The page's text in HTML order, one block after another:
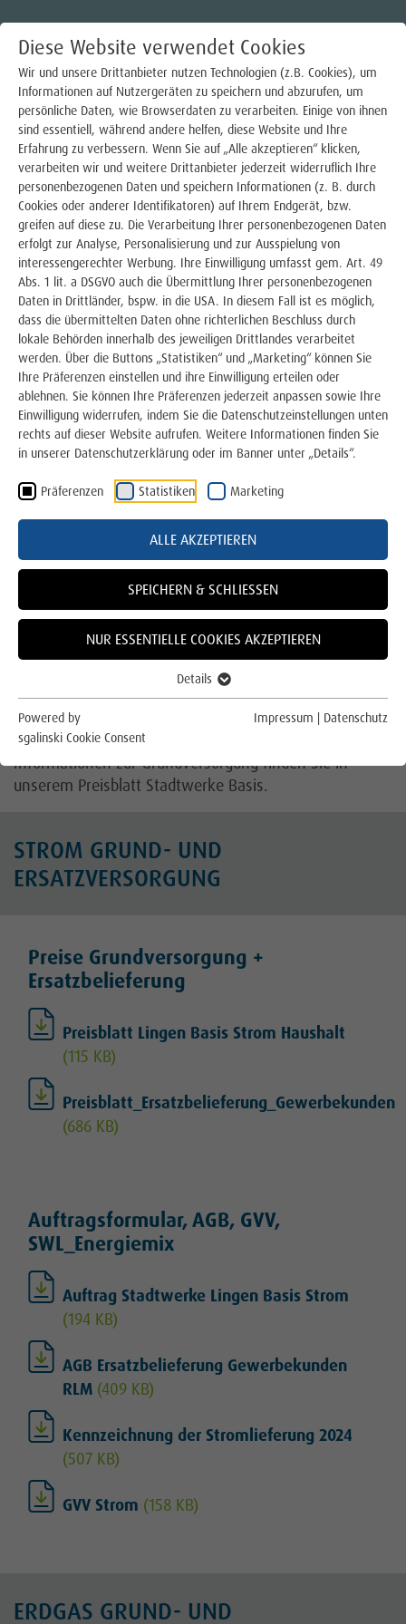
Strom
Gas
Wärme
Trinkwasser
E-Mobilität
Photovoltaik
Über uns
Für die Region
Für das Klima
Online Service und Formulare
Energie- und Wasserversorgung
Abmeldung
Planauskunft
Hausanschluss
Einspeiseanlage
Für unsere Marktpartner
Kontakt
Karriere
GRUND- UND
ERSATZVERSORGUNG
Mit unserm Stadtwerke Lingen Basis Tarif bieten wir
Ihnen Strom gemäß der Verordnung über die
Allgemeinen Bedingungen für die Grundversorgung von
Haushaltskunden mit Elektrizität aus dem
Niederspannungsnetz (StromGVV) an.
Sollte Ihr aktueller Energieversorger für die Belieferung
mit Strom ausfallen, springen die Stadtwerke Lingen
im Rahmen der Ersatzversorgung automatisch und
sofort für Sie ein. Ausführliche und transparente
Informationen zur Grundversorgung finden Sie in
unserem Preisblatt Stadtwerke Basis.
STROM GRUND- UND
ERSATZVERSORGUNG
Preise Grundversorgung +
Ersatzbelieferung
Preisblatt Lingen Basis Strom Haushalt
(115 KB)
Preisblatt_Ersatzbelieferung_Gewerbekunden
(686 KB)
Auftragsformular, AGB, GVV,
SWL_Energiemix
Auftrag Stadtwerke Lingen Basis Strom
(194 KB)
AGB Ersatzbelieferung Gewerbekunden
RLM (409 KB)
Kennzeichnung der Stromlieferung 2024
(507 KB)
GVV Strom (158 KB)
ERDGAS GRUND- UND
Diese Website verwendet Cookies
Wir und unsere Drittanbieter nutzen Technologien (z.B. Cookies), um
Informationen auf Nutzergeräten zu speichern und abzurufen, um
persönliche Daten, wie Browserdaten zu verarbeiten. Einige von ihnen
sind essentiell, während andere helfen, diese Website und Ihre
Erfahrung zu verbessern. Wenn Sie auf „Alle akzeptieren“ klicken,
verarbeiten wir und weitere Drittanbieter jederzeit widerruflich Ihre
personenbezogenen Daten und speichern Informationen (z. B. durch
Cookies oder anderer Identifikatoren) auf Ihrem Endgerät, bzw.
greifen auf diese zu. Die Verarbeitung Ihrer personenbezogenen Daten
erfolgt zur Analyse, Personalisierung und zur Ausspielung von
interessengerechter Werbung. Ihre Einwilligung umfasst gem. Art. 49
Abs. 1 lit. a DSGVO auch die Übermittlung Ihrer personenbezogenen
Daten in Drittländer, bspw. in die USA. In diesem Fall ist es möglich,
dass die übermittelten Daten ohne richterlichen Beschluss durch
lokale Behörden innerhalb des jeweiligen Drittlandes verarbeitet
werden. Über die Buttons „Statistiken“ und „Marketing“ können Sie
Ihre Präferenzen einstellen und ihre Einwilligung erteilen oder
ablehnen. Sie können Ihre Präferenzen jederzeit anpassen sowie Ihre
Einwilligung widerrufen, indem Sie die Datenschutzeinstellungen unten
rechts auf dieser Website aufrufen. Weitere Informationen finden Sie
in unserer Datenschutzerklärung oder im Banner unter „Details“.
Präferenzen Statistiken Marketing
ALLE AKZEPTIEREN
SPEICHERN & SCHLIESSEN
NUR ESSENTIELLE COOKIES AKZEPTIEREN
Details
Powered by
sgalinski Cookie Consent
Impressum | Datenschutz